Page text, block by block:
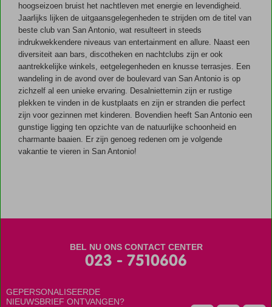
hoogseizoen bruist het nachtleven met energie en levendigheid.
Jaarlijks lijken de uitgaansgelegenheden te strijden om de titel van
beste club van San Antonio, wat resulteert in steeds
indrukwekkendere niveaus van entertainment en allure. Naast een
diversiteit aan bars, discotheken en nachtclubs zijn er ook
aantrekkelijke winkels, eetgelegenheden en knusse terrasjes. Een
wandeling in de avond over de boulevard van San Antonio is op
zichzelf al een unieke ervaring. Desalniettemin zijn er rustige
plekken te vinden in de kustplaats en zijn er stranden die perfect
zijn voor gezinnen met kinderen. Bovendien heeft San Antonio een
gunstige ligging ten opzichte van de natuurlijke schoonheid en
charmante baaien. Er zijn genoeg redenen om je volgende
vakantie te vieren in San Antonio!
BEL NU ONS CONTACT CENTER
023 - 7510606
GEPERSONALISEERDE
NIEUWSBRIEF ONTVANGEN?